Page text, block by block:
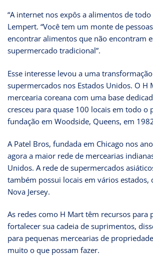
“A internet nos expôs a alimentos de
Lempert. “Você tem um monte de
encontrar alimentos que não encontram
supermercado tradicional”.
Esse interesse levou a uma
supermercados nos Estados Unidos. O H
mercearia coreana com uma base
cresceu para quase 100 locais em todo o
fundação em Woodside, Queens, em
A Patel Bros, fundada em Chicago nos
agora a maior rede de mercearias
Unidos. A rede de supermercados
também possui locais em vários estados,
Nova Jersey.
As redes como H Mart têm recursos para
fortalecer sua cadeia de suprimentos,
para pequenas mercearias de
muito o que possam fazer.